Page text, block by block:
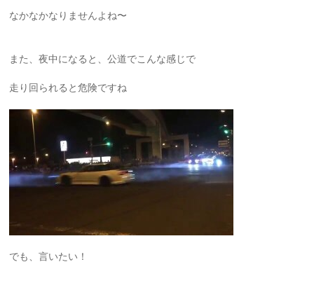
なかなかなりませんよね〜
また、夜中になると、公道でこんな感じで
走り回られると危険ですね
でも、言いたい！